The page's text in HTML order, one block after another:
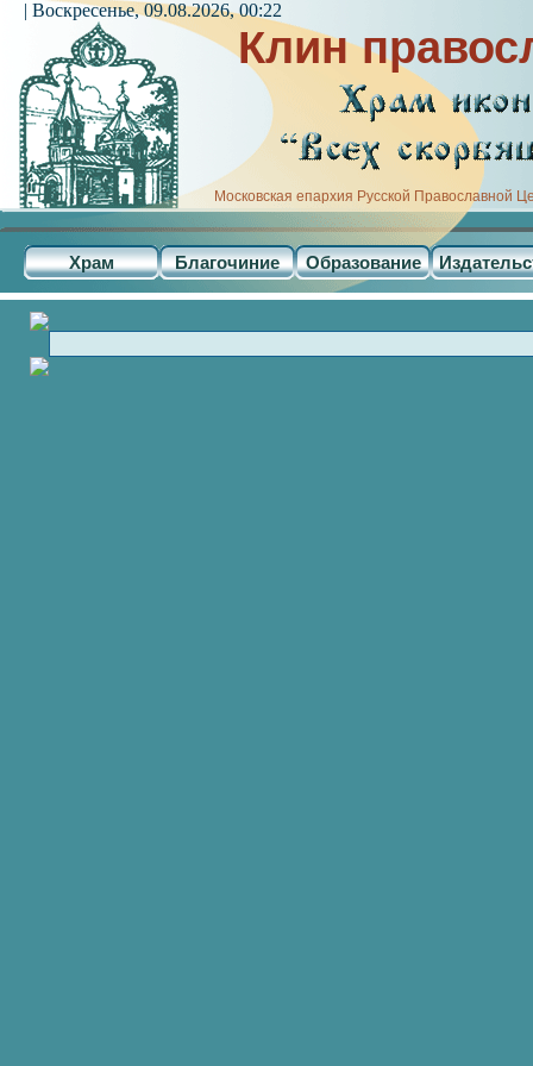
Клин
Московская епархия Русской Православной
Храм Благочиние Образование
| Воскресенье, 09.08.2026, 00:22